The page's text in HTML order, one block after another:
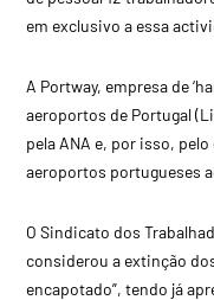
em exclusivo a essa
A Portway, empresa de
aeroportos de Portugal
pela ANA e, por isso,
aeroportos portugueses
O Sindicato dos
considerou a extinção
encapotado”, tendo já